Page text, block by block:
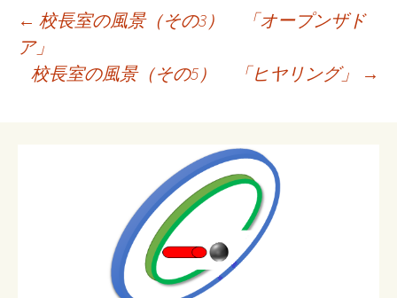
← 校長室の風景（その3） 「オープンザド
ア」
校長室の風景（その5） 「ヒヤリング」
→